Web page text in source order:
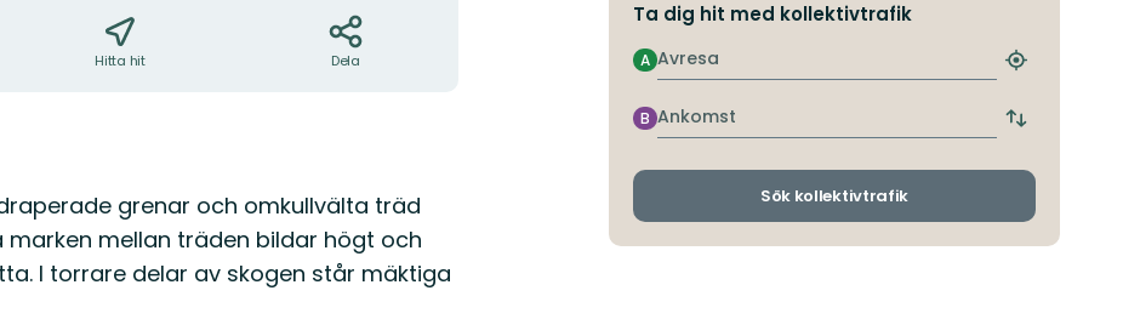
Hitta hit Dela
grenar och omkullvälta träd
marken mellan träden bildar högt och
I torrare delar av skogen står mäktiga
Ta dig hit med kollektivtrafik
Avresa
A
Hitta
hållplats
Ankomst
B
Byt
och
Sök kollektivtrafik